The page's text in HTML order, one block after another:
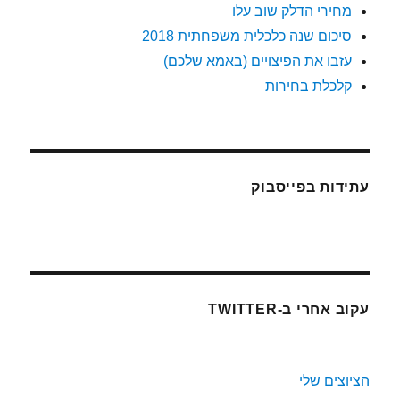
מחירי הדלק שוב עלו
סיכום שנה כלכלית משפחתית 2018
עזבו את הפיצויים (באמא שלכם)
קלכלת בחירות
עתידות בפייסבוק
עקוב אחרי ב-TWITTER
הציוצים שלי